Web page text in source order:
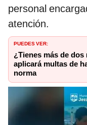
personal
atención.
PUEDES VER:
¿Tienes más de
aplicará multas de
norma